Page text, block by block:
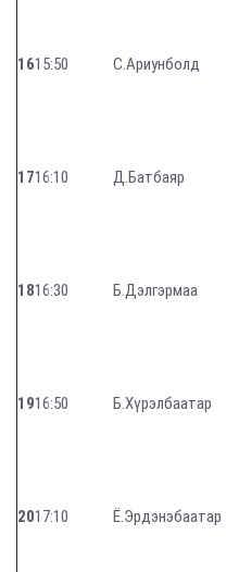
1615:50 С.Ариунболд
1716:10 Д.Батбаяр
1816:30 Б.Дэлгэрмаа
1916:50 Б.Хүрэлбаатар
2017:10 Ё.Эрдэнэбаатар